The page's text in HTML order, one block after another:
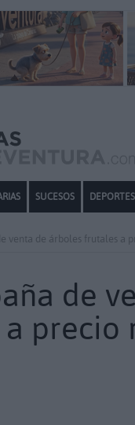
SUCESOS DEPORTES
venta de árboles frutales a
de
precio